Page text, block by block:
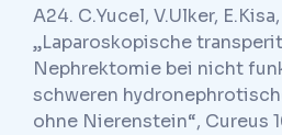
A24. C.Yucel, V.Ulker,
„Laparoskopische
Nephrektomie bei nicht
schweren
ohne Nierenstein“, Cureus